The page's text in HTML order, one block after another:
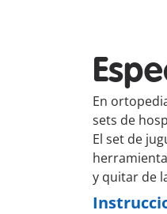
En
sets de
El set de
y quitar de